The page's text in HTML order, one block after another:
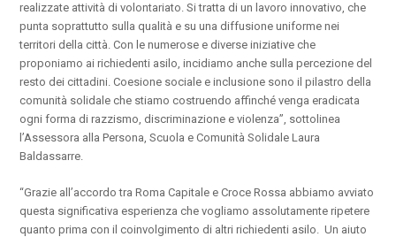
realizzate attività di volontariato. Si tratta di un lavoro innovativo, che
punta soprattutto sulla qualità e su una diffusione uniforme nei
territori della città. Con le numerose e diverse iniziative che
proponiamo ai richiedenti asilo, incidiamo anche sulla percezione del
resto dei cittadini. Coesione sociale e inclusione sono il pilastro della
comunità solidale che stiamo costruendo affinché venga eradicata
ogni forma di razzismo, discriminazione e violenza”, sottolinea
l’Assessora alla Persona, Scuola e Comunità Solidale Laura
Baldassarre.
“Grazie all’accordo tra Roma Capitale e Croce Rossa abbiamo avviato
questa significativa esperienza che vogliamo assolutamente ripetere
quanto prima con il coinvolgimento di altri richiedenti asilo. Un aiuto